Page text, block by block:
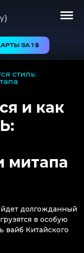
и как
митапа
долгожданный
в особую
вайб Китайского